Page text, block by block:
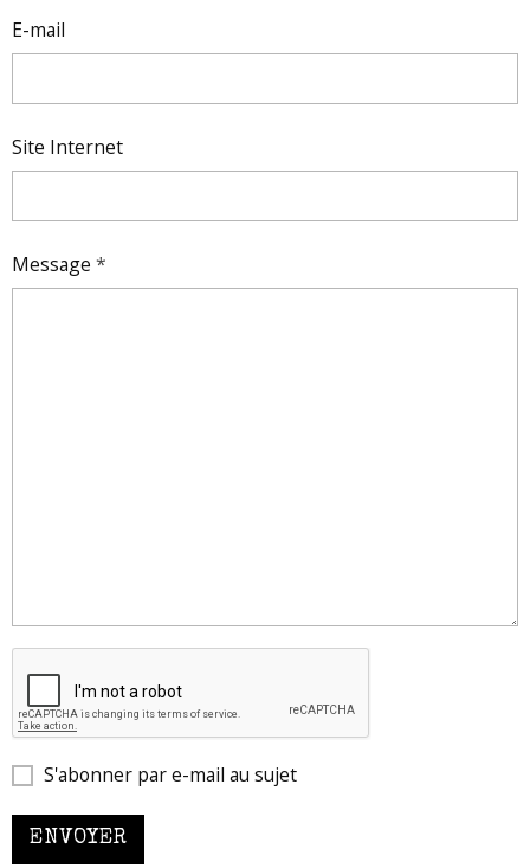
E-mail
Site Internet
Message
S'abonner par e-mail au sujet
ENVOYER